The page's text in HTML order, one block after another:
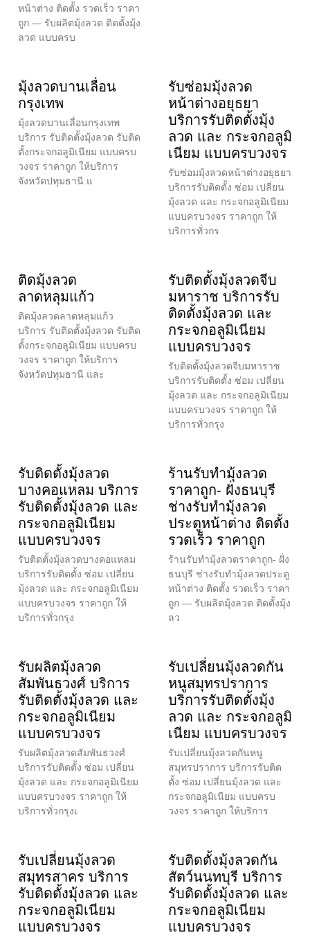
หน้าต่าง ติดตั้ง รวดเร็ว ราคา
ถูก — รับผลิตมุ้งลวด ติดตั้งมุ้ง
ลวด แบบครบ
มุ้งลวดบานเลื่อน
กรุงเทพ
มุ้งลวดบานเลื่อนกรุงเทพ
บริการ รับติดตั้งมุ้งลวด รับติด
ตั้งกระจกอลูมิเนียม แบบครบ
วงจร ราคาถูก ให้บริการ
จังหวัดปทุมธานี แ
รับซ่อมมุ้งลวด
หน้าต่างอยุธยา
บริการรับติดตั้งมุ้ง
ลวด และ กระจกอลูมิ
เนียม แบบครบวงจร
รับซ่อมมุ้งลวดหน้าต่างอยุธยา
บริการรับติดตั้ง ซ่อม เปลี่ยน
มุ้งลวด และ กระจกอลูมิเนียม
แบบครบวงจร ราคาถูก ให้
บริการทั่วกร
ติดมุ้งลวด
ลาดหลุมแก้ว
ติดมุ้งลวดลาดหลุมแก้ว
บริการ รับติดตั้งมุ้งลวด รับติด
ตั้งกระจกอลูมิเนียม แบบครบ
วงจร ราคาถูก ให้บริการ
จังหวัดปทุมธานี และ
รับติดตั้งมุ้งลวดจีบ
มหาราช บริการรับ
ติดตั้งมุ้งลวด และ
กระจกอลูมิเนียม
แบบครบวงจร
รับติดตั้งมุ้งลวดจีบมหาราช
บริการรับติดตั้ง ซ่อม เปลี่ยน
มุ้งลวด และ กระจกอลูมิเนียม
แบบครบวงจร ราคาถูก ให้
บริการทั่วกรุง
รับติดตั้งมุ้งลวด
บางคอแหลม บริการ
รับติดตั้งมุ้งลวด และ
กระจกอลูมิเนียม
แบบครบวงจร
รับติดตั้งมุ้งลวดบางคอแหลม
บริการรับติดตั้ง ซ่อม เปลี่ยน
มุ้งลวด และ กระจกอลูมิเนียม
แบบครบวงจร ราคาถูก ให้
บริการทั่วกรุง
ร้านรับทำมุ้งลวด
ราคาถูก- ฝั่งธนบุรี
ช่างรับทำมุ้งลวด
ประตูหน้าต่าง ติดตั้ง
รวดเร็ว ราคาถูก
ร้านรับทำมุ้งลวดราคาถูก- ฝั่ง
ธนบุรี ช่างรับทำมุ้งลวดประตู
หน้าต่าง ติดตั้ง รวดเร็ว ราคา
ถูก — รับผลิตมุ้งลวด ติดตั้งมุ้ง
ลว
รับผลิตมุ้งลวด
สัมพันธวงศ์ บริการ
รับติดตั้งมุ้งลวด และ
กระจกอลูมิเนียม
แบบครบวงจร
รับผลิตมุ้งลวดสัมพันธวงศ์
บริการรับติดตั้ง ซ่อม เปลี่ยน
มุ้งลวด และ กระจกอลูมิเนียม
แบบครบวงจร ราคาถูก ให้
บริการทั่วกรุงเ
รับเปลี่ยนมุ้งลวดกัน
หนูสมุทรปราการ
บริการรับติดตั้งมุ้ง
ลวด และ กระจกอลูมิ
เนียม แบบครบวงจร
รับเปลี่ยนมุ้งลวดกันหนู
สมุทรปราการ บริการรับติด
ตั้ง ซ่อม เปลี่ยนมุ้งลวด และ
กระจกอลูมิเนียม แบบครบ
วงจร ราคาถูก ให้บริการ
รับเปลี่ยนมุ้งลวด
สมุทรสาคร บริการ
รับติดตั้งมุ้งลวด และ
กระจกอลูมิเนียม
แบบครบวงจร
รับติดตั้งมุ้งลวดกัน
สัตว์นนทบุรี บริการ
รับติดตั้งมุ้งลวด และ
กระจกอลูมิเนียม
แบบครบวงจร